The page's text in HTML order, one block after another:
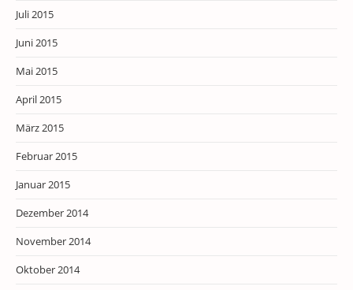
Juli 2015
Juni 2015
Mai 2015
April 2015
März 2015
Februar 2015
Januar 2015
Dezember 2014
November 2014
Oktober 2014